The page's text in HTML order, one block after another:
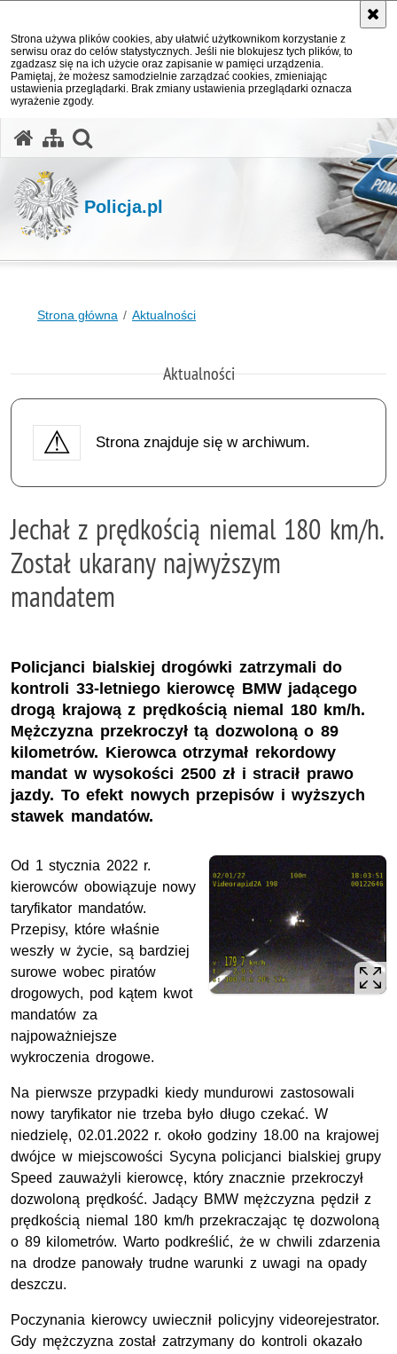
Strona używa plików cookies, aby ułatwić użytkownikom korzystanie z
serwisu oraz do celów statystycznych. Jeśli nie blokujesz tych plików, to
zgadzasz się na ich użycie oraz zapisanie w pamięci urządzenia.
Pamiętaj, że możesz samodzielnie zarządzać cookies, zmieniając
ustawienia przeglądarki. Brak zmiany ustawienia przeglądarki oznacza
wyrażenie zgody.
Policja.pl
Strona główna Aktualności
Aktualności
Strona znajduje się w archiwum.
Jechał z prędkością niemal 180 km/h.
Został ukarany najwyższym
mandatem
Policjanci bialskiej drogówki zatrzymali do
kontroli 33-letniego kierowcę BMW jadącego
drogą krajową z prędkością niemal 180 km/h.
Mężczyzna przekroczył tą dozwoloną o 89
kilometrów. Kierowca otrzymał rekordowy
mandat w wysokości 2500 zł i stracił prawo
jazdy. To efekt nowych przepisów i wyższych
stawek mandatów.
Od 1 stycznia 2022 r.
kierowców obowiązuje nowy
taryfikator mandatów.
Przepisy, które właśnie
weszły w życie, są bardziej
surowe wobec piratów
drogowych, pod kątem kwot
mandatów za
najpoważniejsze
wykroczenia drogowe.
Na pierwsze przypadki kiedy mundurowi zastosowali
nowy taryfikator nie trzeba było długo czekać. W
niedzielę, 02.01.2022 r. około godziny 18.00 na krajowej
dwójce w miejscowości Sycyna policjanci bialskiej grupy
Speed zauważyli kierowcę, który znacznie przekroczył
dozwoloną prędkość. Jadący BMW mężczyzna pędził z
prędkością niemal 180 km/h przekraczając tę dozwoloną
o 89 kilometrów. Warto podkreślić, że w chwili zdarzenia
na drodze panowały trudne warunki z uwagi na opady
deszczu.
Poczynania kierowcy uwiecznił policyjny videorejestrator.
Gdy mężczyzna został zatrzymany do kontroli okazało